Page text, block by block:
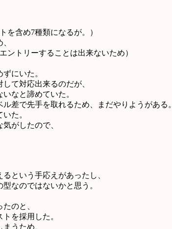
を含め7種類になるが。）
ントリーすることは出来ないため）
にいた。
て対応出来るのだが、
なと諦めていた。
差で先手を取れるため、まだやりようがある
た。
がしたので、
という手応えがあったし、
なのではないかと思う。
のと、
を採用した。
うため、